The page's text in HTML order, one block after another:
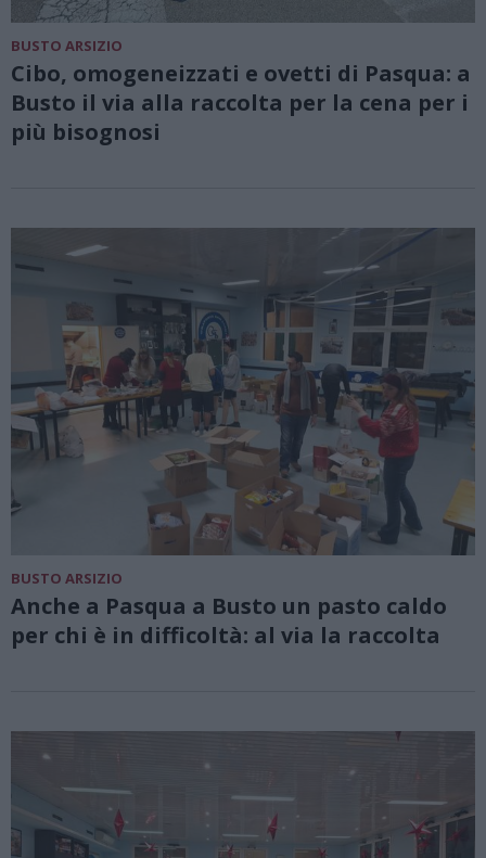
BUSTO ARSIZIO
Cibo, omogeneizzati e ovetti di Pasqua: a
Busto il via alla raccolta per la cena per i
più bisognosi
BUSTO ARSIZIO
Anche a Pasqua a Busto un pasto caldo
per chi è in difficoltà: al via la raccolta